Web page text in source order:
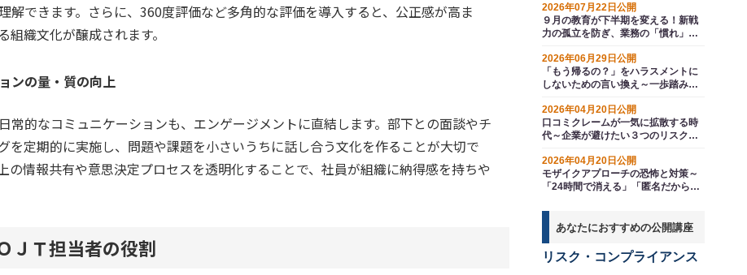
解できます。さらに、360度評価など多角的な評価を導入すると、公正感が高ま
組織文化が醸成されます。
ンの量・質の向上
常的なコミュニケーションも、エンゲージメントに直結します。部下との面談やチ
を定期的に実施し、問題や課題を小さいうちに話し合う文化を作ることが大切で
の情報共有や意思決定プロセスを透明化することで、社員が組織に納得感を持ちや
ＪＴ担当者の役割
2026年07月22日公開
９月の教育が下半期を変える！新戦
力の孤立を防ぎ、業務の「慣れ」か
2026年06月29日公開
「もう帰るの？」をハラスメントに
しないための言い換え～一歩踏み込
2026年04月20日公開
口コミクレームが一気に拡散する時
代～企業が避けたい３つのリスクと
2026年04月20日公開
モザイクアプローチの恐怖と対策～
「24時間で消える」「匿名だから」
窮地に追い込む
あなたにおすすめの公開講座
リスク・コンプライアンス